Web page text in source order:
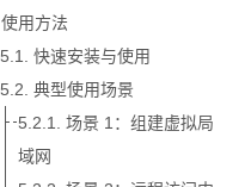
使用方法
快速安装与使用
典型使用场景
场景 1：组建虚拟局
域网